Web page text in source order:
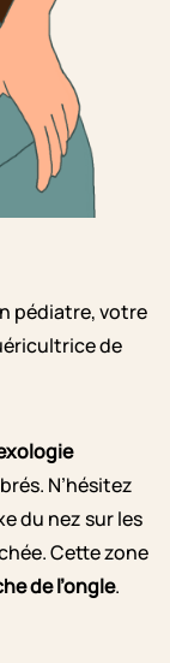
pédiatre, votre
de
N’hésitez
du nez sur les
Cette zone
de l’ongle.